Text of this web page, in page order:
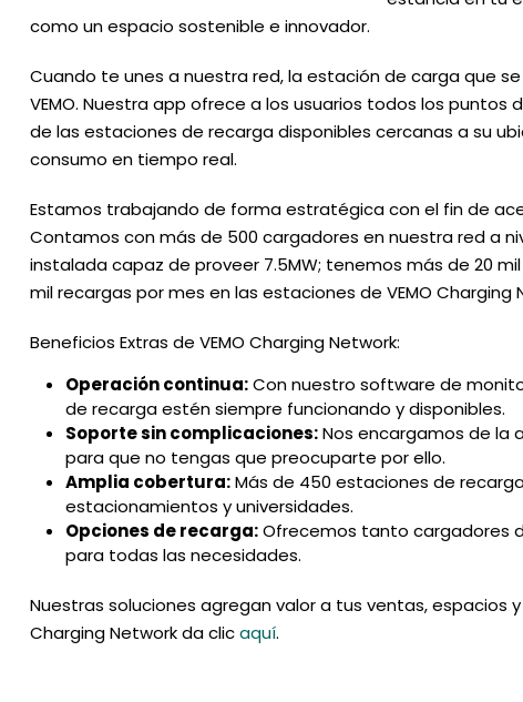
como un espacio sostenible e innovador.
Cuando te unes a nuestra red, la estación de carga que
VEMO. Nuestra app ofrece a los usuarios todos los
de las estaciones de recarga disponibles cercanas a su
consumo en tiempo real.
Estamos trabajando de forma estratégica con el fin de
Contamos con más de 500 cargadores en nuestra red a
instalada capaz de proveer 7.5MW; tenemos más de 20
mil recargas por mes en las estaciones de VEMO Charging
Beneficios Extras de VEMO Charging Network:
Operación continua:Con nuestro software de
de recarga estén siempre funcionando y disponibles.
Soporte sin complicaciones:Nos encargamos de la
para que no tengas que preocuparte por ello.
Amplia cobertura:Más de 450 estaciones de
estacionamientos y universidades.
Opciones de recarga:Ofrecemos tanto cargadores
para todas las necesidades.
Nuestras soluciones agregan valor a tus ventas, espacios
Charging Network da clicaquí.